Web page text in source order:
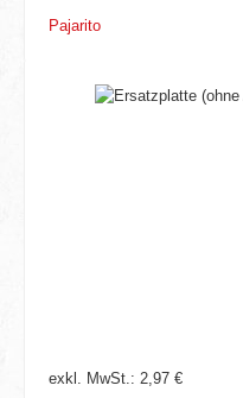
Pajarito
Bildergalerie überspringen
exkl. MwSt.: 2,97 €